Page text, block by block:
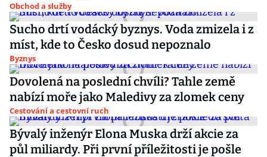
Obchod a služby
Sucho drtí vodácký byznys. Voda zmizela i z
míst, kde to Česko dosud nepoznalo
Byznys
Dovolená na poslední chvíli? Tahle země
nabízí moře jako Maledivy za zlomek ceny
Cestování a cestovní ruch
Bývalý inženýr Elona Muska drží akcie za
půl miliardy. Při první příležitosti je pošle